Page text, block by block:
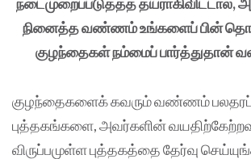
நினைத்த வண்ணம் உங்களைப் பின்
குழந்தைகள் நம்மைப் பார்த்துதான்
குழந்தைகளைக் கவரும் வண்ணம்
புத்தகங்களை, அவர்களின்
விருப்பமுள்ள புத்தகத்தை தேர்வு